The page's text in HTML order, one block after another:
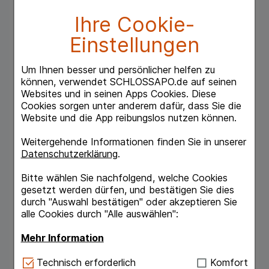
Ihre Cookie-
Einstellungen
Um Ihnen besser und persönlicher helfen zu
können, verwendet SCHLOSSAPO.de auf seinen
Websites und in seinen Apps Cookies. Diese
Cookies sorgen unter anderem dafür, dass Sie die
Website und die App reibungslos nutzen können.
Weitergehende Informationen finden Sie in unserer
Datenschutzerklärung.
Bitte wählen Sie nachfolgend, welche Cookies
gesetzt werden dürfen, und bestätigen Sie dies
durch "Auswahl bestätigen" oder akzeptieren Sie
alle Cookies durch "Alle auswählen":
Mehr Information
Technisch Notwendig:Hierbei handelt es sich um
Technisch erforderlich
Komfort
stärksten bei Bewegungsbeginn empfunden
Rhus toxicodendron — eine Pflanze mit Kraft
bildet ein langjährig bewährter
Pflanzenwirkstoff, welcher aus den Blättern
des gleichnamigen Rhus-toxicodendron-
Strauchs gewonnen wird. Die bei uns zur
Herstellung eingesetzte Arzneipflanze stammt
zertifizierten Anbau in Terra Medica®. Damit
ist der natürliche Grundstein für die Gesundheit
optimale Qualität unserer Arzneimittel gelegt.
So wirkt auch Rhus toxicodendron D6 DHU
„mit der Kraft der Natur“. Rhus toxicodendron
gehört zu den bekanntesten Heilmitteln der
Homöopathie und hat sich in seiner 200-
jährigen Anwendungsgeschichte besonders im
Einsatz gegen Schmerzen des